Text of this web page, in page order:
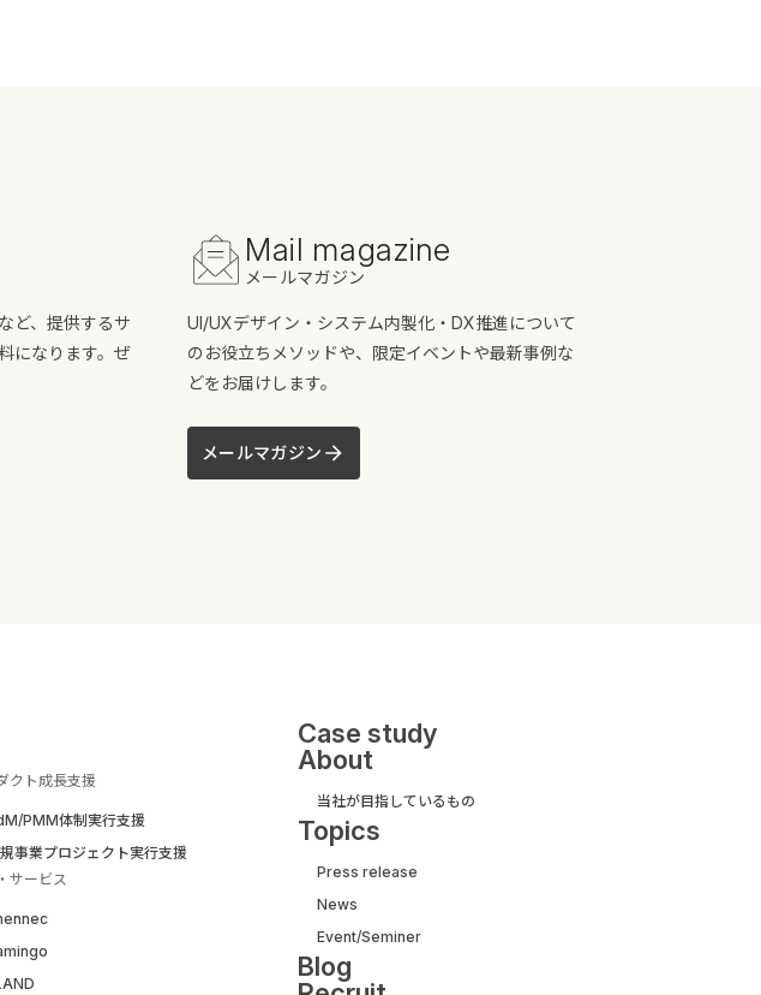
ど、提供するサ
になります。ぜ
Mail magazine
メールマガジン
UI/UXデザイン・システム内製化・DX推進について
のお役立ちメソッドや、限定イベントや最新事例な
どをお届けします。
メールマガジン
クト成長支援
PMM体制実行支援
事業プロジェクト実行支援
サービス
Case study
About
当社が目指しているもの
Topics
Press release
News
Event/Seminer
Blog